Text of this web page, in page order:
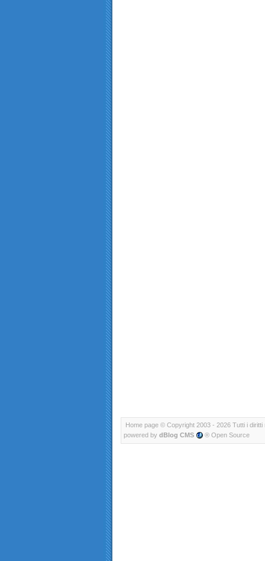
Home page © Copyright 2003 - 2026 Tutti i diritti
powered by dBlog CMS ® Open Source